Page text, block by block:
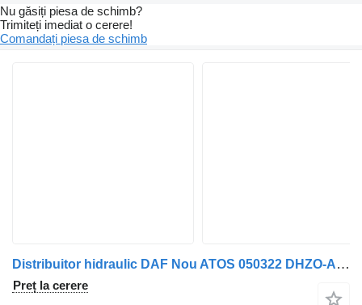
Nu găsiți piesa de schimb?
Trimiteți imediat o cerere!
Comandați piesa de schimb
Distribuitor hidraulic DAF Nou ATOS 050322 DHZO-A-040-V11/18 pentru camion DAF
Preț la cerere